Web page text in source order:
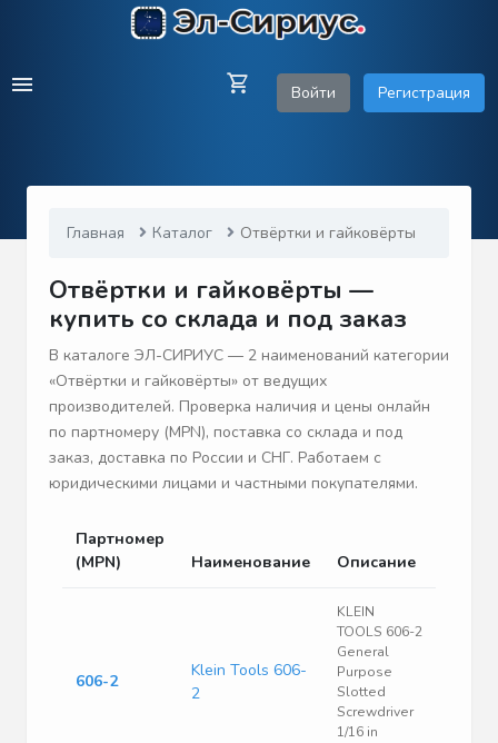
Войти Регистрация
Главная Каталог Отвёртки и гайковёрты
Отвёртки и гайковёрты —
купить со склада и под заказ
В каталоге ЭЛ-СИРИУС — 2 наименований категории
«Отвёртки и гайковёрты» от ведущих
производителей. Проверка наличия и цены онлайн
по партномеру (MPN), поставка со склада и под
заказ, доставка по России и СНГ. Работаем с
юридическими лицами и частными покупателями.
Партномер
(MPN)
Наименование Описание
606-2
Klein Tools 606-
2
KLEIN
TOOLS 606-2
General
Purpose
Slotted
Screwdriver
1/16 in